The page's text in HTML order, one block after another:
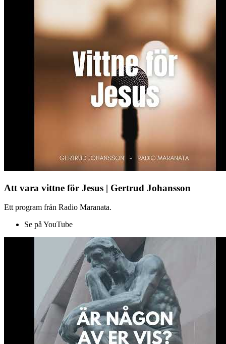
Att vara vittne för Jesus | Gertrud Johansson
Ett program från Radio Maranata.
Se på YouTube